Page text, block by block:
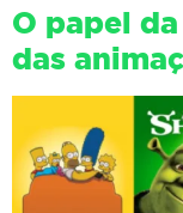
O papel
das